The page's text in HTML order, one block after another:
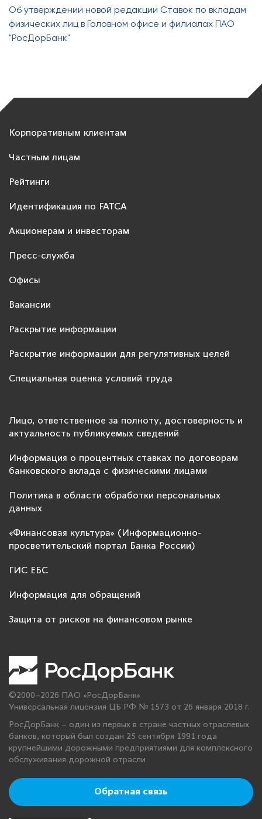
Об утверждении новой редакции Ставок по вкладам
физических лиц в Головном офисе и филиалах ПАО
"РосДорБанк"
Корпоративным клиентам
Частным лицам
Рейтинги
Идентификация по FATCA
Акционерам и инвесторам
Пресс-служба
Офисы
Вакансии
Раскрытие информации
Раскрытие информации для регулятивных целей
Специальная оценка условий труда
Лицо, ответственное за полноту, достоверность и
актуальность публикуемых сведений
Информация о процентных ставках по договорам
банковского вклада с физическими лицами
Политика в области обработки персональных
данных
«Финансовая культура» (Информационно-
просветительский портал Банка России)
ГИС ЕБС
Информация для обращений
Защита от рисков на финансовом рынке
©2000–2026 ПАО «РосДорБанк»
Универсальная лицензия ЦБ РФ № 1573 от 26 января 2018 г.
РосДорБанк – один из первых в стране частных отраслевых
банков, который был создан 25 сентября 1991 года
крупнейшими дорожными предприятиями для комплексного
обслуживания дорожной отрасли
Обратная связь